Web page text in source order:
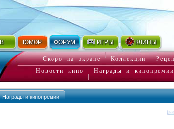
ЮМОР ФОРУМ ИГРЫ КЛИПЫ
Скоро на экране Коллекции
Новости кино
Награды и кинопремии
Награды и кинопремии